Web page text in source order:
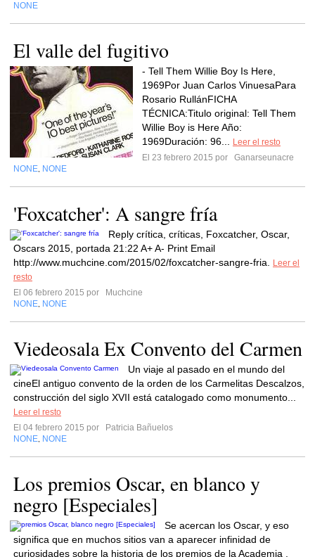
NONE
El valle del fugitivo
- Tell Them Willie Boy Is Here,
1969Por Juan Carlos VinuesaPara
Rosario RullánFICHA
TÉCNICA:Titulo original: Tell Them
Willie Boy is Here Año:
1969Duración: 96...
Leer el resto
El 23 febrero 2015 por
Ganarseunacre
NONE NONE
'Foxcatcher': A sangre fría
Reply crítica, críticas, Foxcatcher, Oscar,
Oscars 2015, portada 21:22 A+ A- Print Email
http://www.muchcine.com/2015/02/foxcatcher-sangre-fria.
Leer el
resto
El 06 febrero 2015 por
Muchcine
NONE NONE
Viedeosala Ex Convento del Carmen
Un viaje al pasado en el mundo del
cineEl antiguo convento de la orden de los Carmelitas Descalzos,
construcción del siglo XVII está catalogado como monumento...
Leer el resto
El 04 febrero 2015 por
Patricia Bañuelos
NONE NONE
Los premios Oscar, en blanco y
negro [Especiales]
Se acercan los Oscar, y eso
significa que en muchos sitios van a aparecer infinidad de
curiosidades sobre la historia de los premios de la Academia .